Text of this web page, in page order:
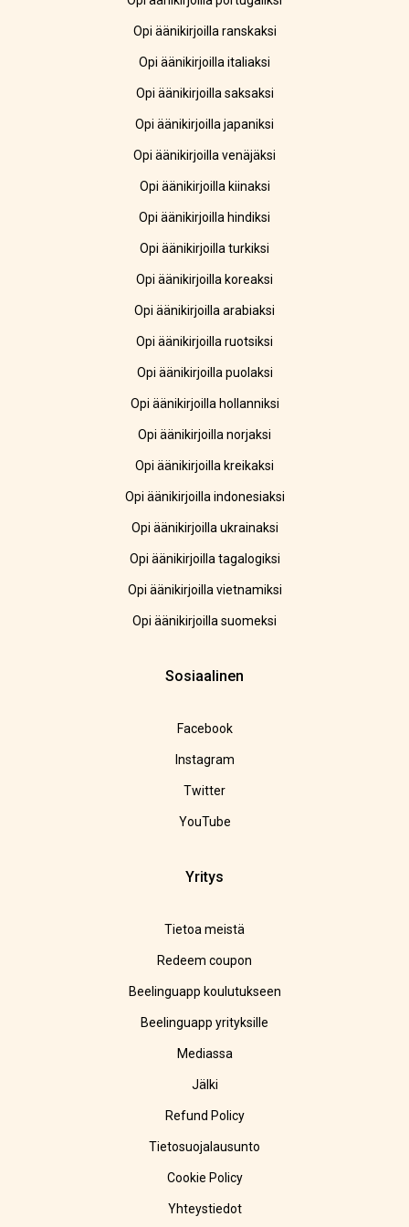
Opi äänikirjoilla ranskaksi
Opi äänikirjoilla italiaksi
Opi äänikirjoilla saksaksi
Opi äänikirjoilla japaniksi
Opi äänikirjoilla venäjäksi
Opi äänikirjoilla kiinaksi
Opi äänikirjoilla hindiksi
Opi äänikirjoilla turkiksi
Opi äänikirjoilla koreaksi
Opi äänikirjoilla arabiaksi
Opi äänikirjoilla ruotsiksi
Opi äänikirjoilla puolaksi
Opi äänikirjoilla hollanniksi
Opi äänikirjoilla norjaksi
Opi äänikirjoilla kreikaksi
Opi äänikirjoilla indonesiaksi
Opi äänikirjoilla ukrainaksi
Opi äänikirjoilla tagalogiksi
Opi äänikirjoilla vietnamiksi
Opi äänikirjoilla suomeksi
Sosiaalinen
Facebook
Instagram
Twitter
YouTube
Yritys
Tietoa meistä
Redeem coupon
Beelinguapp koulutukseen
Beelinguapp yrityksille
Mediassa
Jälki
Refund Policy
Tietosuojalausunto
Cookie Policy
Yhteystiedot